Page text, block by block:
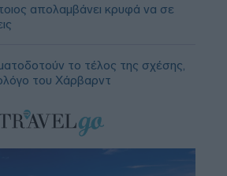
απολαμβάνει κρυφά να σε
το τέλος της σχέσης,
του Χάρβαρντ